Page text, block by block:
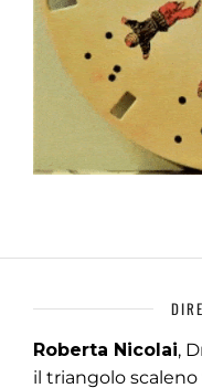
Roberta Nicolai,
il triangolo